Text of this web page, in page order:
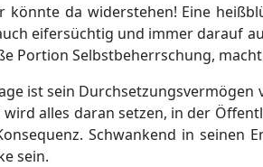
könnte da widerstehen! Eine
eifersüchtig und immer darauf
Portion Selbstbeherrschung,
ist sein
wird alles daran setzen, in der
Schwankend in seinen
sein.